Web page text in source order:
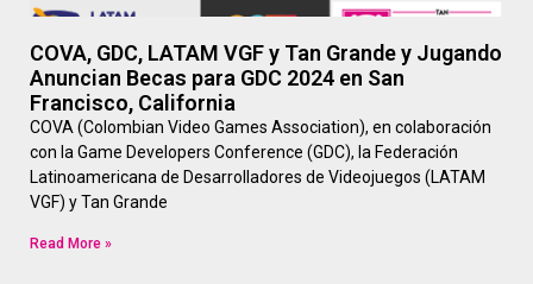
COVA, GDC, LATAM VGF y Tan Grande y Jugando
Anuncian Becas para GDC 2024 en San
Francisco, California
COVA (Colombian Video Games Association), en colaboración
con la Game Developers Conference (GDC), la Federación
Latinoamericana de Desarrolladores de Videojuegos (LATAM
VGF) y Tan Grande
Read More »